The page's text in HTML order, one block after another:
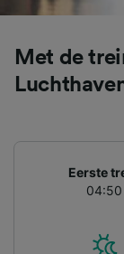
Met de
Eerste
04:50
gevraagd
voor de
Precieze